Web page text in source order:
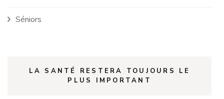
Séniors
LA SANTÉ RESTERA TOUJOURS LE
PLUS IMPORTANT